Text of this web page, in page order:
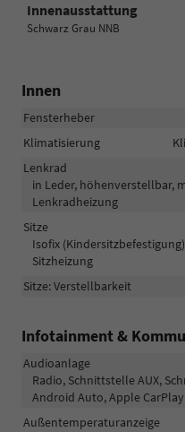
Innenausstattung
Schwarz Grau NNB
Innen
Fensterheber
Klimatisierung
Lenkrad
in Leder, höhenverstellbar,
Lenkradheizung
Sitze
Isofix
Sitzheizung
Sitze: Verstellbarkeit
Infotainment &
Audioanlage
Radio, Schnittstelle AUX,
Android Auto, Apple
Außentemperaturanzeige